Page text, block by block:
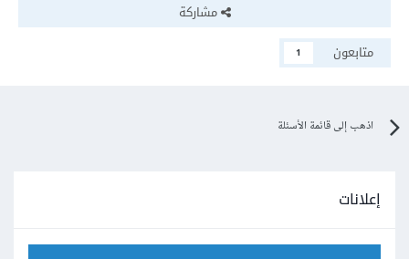
مشاركة
متابعون
1
اذهب إلى قائمة الأسئلة
إعلانات